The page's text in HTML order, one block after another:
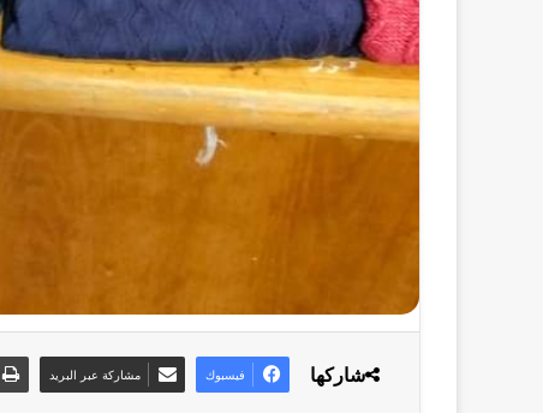
شاركها فيسبوك مشاركة عبر البريد